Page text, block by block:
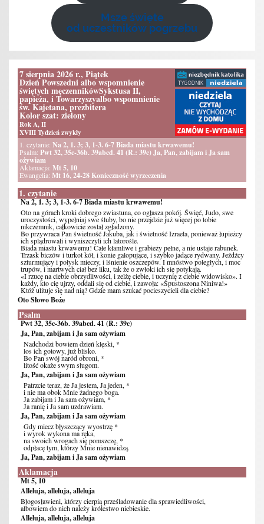
Msze święte
od uczestników pogrzebu
7 sierpnia 2026 r., Piątek
Dzień Powszedni albo wspomnienie
świętych męczennikówSykstusa II,
papieża, i Towarzyszyalbo wspomnienie
św. Kajetana, prezbitera
Kolor szat: zielony
Rok A, II
XVIII Tydzień zwykły
1. czytanie:Na 2, 1. 3; 3, 1-3. 6-7 Biada miastu krwawemu!
Psalm:Pwt 32, 35c-36b. 39abcd. 41 (R.: 39c) Ja, Pan, zabijam i Ja sam
ożywiam
Aklamacja:Mt 5, 10
Ewangelia:Mt 16, 24-28 Konieczność wyrzeczenia
1. czytanie
Na 2, 1. 3; 3, 1-3. 6-7 Biada miastu krwawemu!
Oto na górach kroki dobrego zwiastuna, co ogłasza pokój. Święć, Judo, swe
uroczystości, wypełniaj swe śluby, bo nie przejdzie już więcej po tobie
nikczemnik, całkowicie został zgładzony.
Bo przywraca Pan świetność Jakuba, jak i świetność Izraela, ponieważ łupieżcy
ich splądrowali i wyniszczyli ich latorośle.
Biada miastu krwawemu! Całe kłamliwe i grabieży pełne, a nie ustaje rabunek.
Trzask biczów i turkot kół, i konie galopujące, i szybko jadące rydwany. Jeźdźcy
szturmujący i połysk mieczy, i lśnienie oszczepów. I mnóstwo poległych, i moc
trupów, i martwych ciał bez liku, tak że o zwłoki ich się potykają.
«I rzucę na ciebie obrzydliwości, i zelżę ciebie, i uczynię z ciebie widowisko». I
każdy, kto cię ujrzy, oddali się od ciebie, i zawoła: «Spustoszona Niniwa!»
Któż ulituje się nad nią? Gdzie mam szukać pocieszycieli dla ciebie?
Oto Słowo Boże
Psalm
Pwt 32, 35c-36b. 39abcd. 41 (R.: 39c)
Ja, Pan, zabijam i Ja sam ożywiam
Nadchodzi bowiem dzień klęski, *
los ich gotowy, już blisko.
Bo Pan swój naród obroni, *
litość okaże swym sługom.
Ja, Pan, zabijam i Ja sam ożywiam
Patrzcie teraz, że Ja jestem, Ja jeden, *
i nie ma obok Mnie żadnego boga.
Ja zabijam i Ja sam ożywiam, *
Ja ranię i Ja sam uzdrawiam.
Ja, Pan, zabijam i Ja sam ożywiam
Gdy miecz błyszczący wyostrzę *
i wyrok wykona ma ręka,
na swoich wrogach się pomszczę, *
odpłacę tym, którzy Mnie nienawidzą.
Ja, Pan, zabijam i Ja sam ożywiam
Aklamacja
Mt 5, 10
Alleluja, alleluja, alleluja
Błogosławieni, którzy cierpią prześladowanie dla sprawiedliwości,
albowiem do nich należy królestwo niebieskie.
Alleluja, alleluja, alleluja